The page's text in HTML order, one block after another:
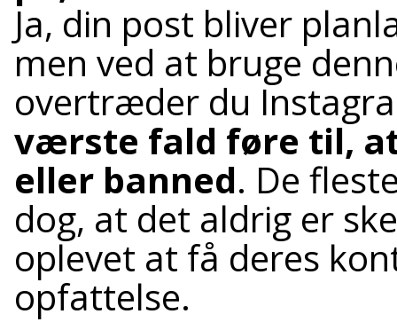
Ja, din post bliver
men ved at bruge
overtræder du
værste fald føre til,
eller banned. De
dog, at det aldrig er
oplevet at få deres
opfattelse.